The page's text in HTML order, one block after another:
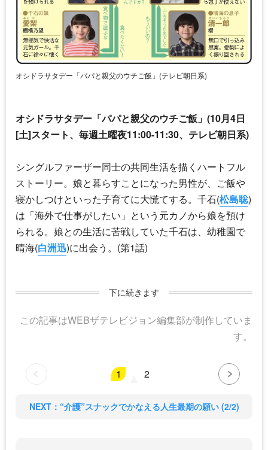
オシドラサタデー「パパと親父のウチご飯」(テレビ朝日系)
オシドラサタデー「パパと親父のウチご飯 」(10月4日
[土]スタート、毎週土曜夜11:00-11:30、テレビ朝日系)
シングルファーザー同士の共同生活を描くハートフル
ストーリー。娘と暮らすことになった男性が、ご飯や
寝かしつけといった子育てに大慌てする。千石(松島聡)
は「海外で仕事がしたい」という元カノから娘を預け
られる。娘との生活に苦戦していた千石は、幼稚園で
晴海(白洲迅)に出会う。(第1話)
下に続きます
この記事はWEBザテレビジョン編集部が制作していま
す。
1 2
NEXT：“介護”スナックでかなえる人生最期の願い (2/2)